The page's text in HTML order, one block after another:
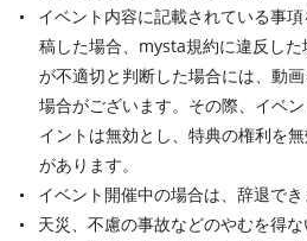
イベント内容に記載されている事
稿した場合、mysta規約に違反し
が不適切と判断した場合には、動
場合がございます。その際、イベ
イントは無効とし、特典の権利を
があります。
イベント開催中の場合は、辞退でき
天災、不慮の事故などのやむを得